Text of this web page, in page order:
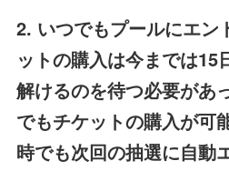
2. いつでもプールにエン
ットの購入は今までは15
解けるのを待つ必要があ
でもチケットの購入が可
時でも次回の抽選に自動